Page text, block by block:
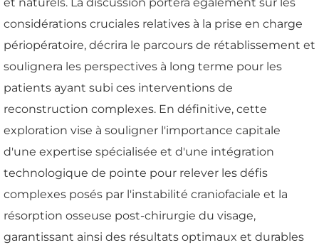
considérations cruciales relatives à la prise en charge
périopératoire, décrira le parcours de rétablissement et
soulignera les perspectives à long terme pour les
patients ayant subi ces interventions de
reconstruction complexes. En définitive, cette
exploration vise à souligner l'importance capitale
d'une expertise spécialisée et d'une intégration
technologique de pointe pour relever les défis
complexes posés par l'instabilité craniofaciale et la
résorption osseuse post-chirurgie du visage,
garantissant ainsi des résultats optimaux et durables